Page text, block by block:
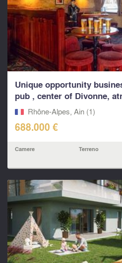
Unique opportunity
pub , center of Divonne,
co Rhône-Alpes, Ain (1)
688.000 €
Camere Terreno